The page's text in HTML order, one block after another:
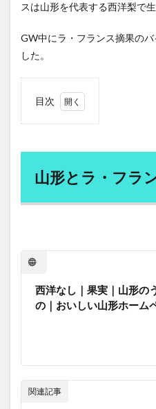
スは山形を代表する西洋梨で
GW中にラ・フランス摘果の
した。
目次
フラ
ンス
史
フラ
ンス
果
（午
昼休
憩
山形とラ・フラ
西洋なし｜果実｜山形の
の｜おいしい山形ホーム
関連記事